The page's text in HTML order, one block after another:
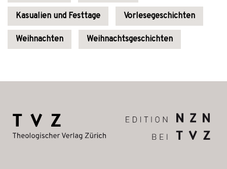
Kasualien und Festtage Vorlesegeschichten
Weihnachten Weihnachtsgeschichten